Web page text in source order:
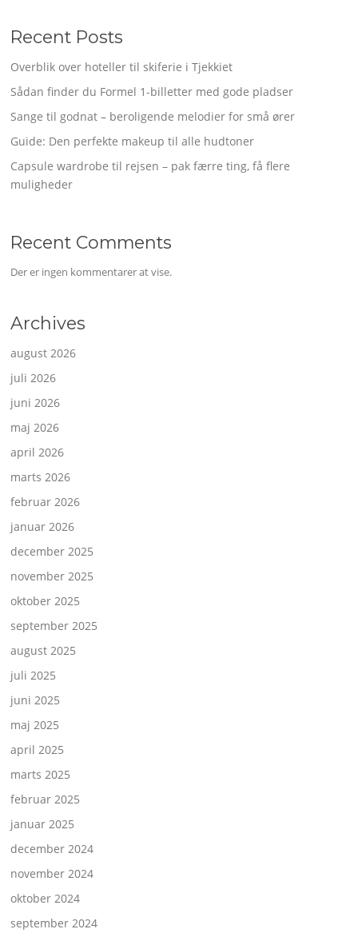
Recent Posts
Overblik over hoteller til skiferie i Tjekkiet
Sådan finder du Formel 1-billetter med gode pladser
Sange til godnat – beroligende melodier for små ører
Guide: Den perfekte makeup til alle hudtoner
Capsule wardrobe til rejsen – pak færre ting, få flere
muligheder
Recent Comments
Der er ingen kommentarer at vise.
Archives
august 2026
juli 2026
juni 2026
maj 2026
april 2026
marts 2026
februar 2026
januar 2026
december 2025
november 2025
oktober 2025
september 2025
august 2025
juli 2025
juni 2025
maj 2025
april 2025
marts 2025
februar 2025
januar 2025
december 2024
november 2024
oktober 2024
september 2024